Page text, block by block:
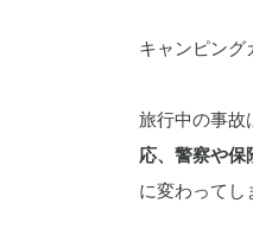
キャンピング
旅行中の事故
応、警察や保
に変わってし